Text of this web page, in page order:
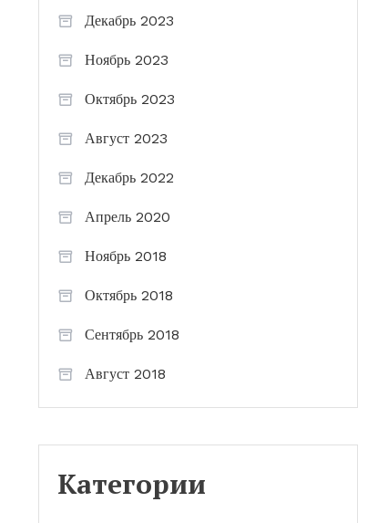
Декабрь 2023
Ноябрь 2023
Октябрь 2023
Август 2023
Декабрь 2022
Апрель 2020
Ноябрь 2018
Октябрь 2018
Сентябрь 2018
Август 2018
Категории